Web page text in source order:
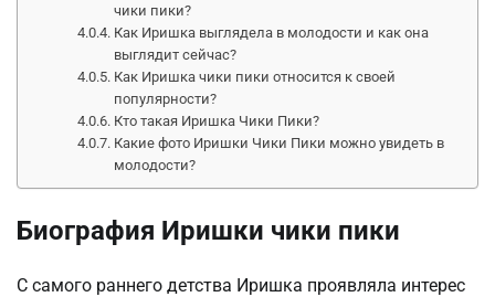
чики пики?
Как Иришка выглядела в молодости и как она
выглядит сейчас?
Как Иришка чики пики относится к своей
популярности?
Кто такая Иришка Чики Пики?
Какие фото Иришки Чики Пики можно увидеть в
молодости?
Биография Иришки чики пики
С самого раннего детства Иришка проявляла интерес